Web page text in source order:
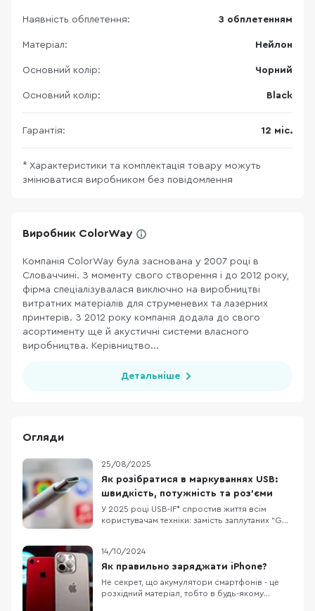
Наявність обплетення: З обплетенням
Матеріал: Нейлон
Основний колір: Чорний
Основний колір: Black
Гарантія: 12 міс.
* Характеристики та комплектація товару можуть
змінюватися виробником без повідомлення
Виробник ColorWay
Компанія ColorWay була заснована у 2007 році в
Словаччині. З моменту свого створення і до 2012 року,
фірма спеціалізувалася виключно на виробництві
витратних матеріалів для струменевих та лазерних
принтерів. З 2012 року компанія додала до свого
асортименту ще й акустичні системи власного
виробництва. Керівництво...
Детальніше
Огляди
25/08/2025
Як розібратися в маркуваннях USB:
швидкість, потужність та роз’єми
У 2025 році USB-IF* спростив життя всім
користувачам техніки: замість заплутаних “Gen
“USB 20Gbps”, “USB 40Gbps”, “100W”, “240W”.
Це особливо корисно для ноутбуків, де
портів USB-C кілька і всі “на вигляд однакові”.
US
14/10/2024
Як правильно заряджати iPhone?
Не секрет, що акумулятори смартфонів - це
розхідний матеріал, тобто в будь-якому